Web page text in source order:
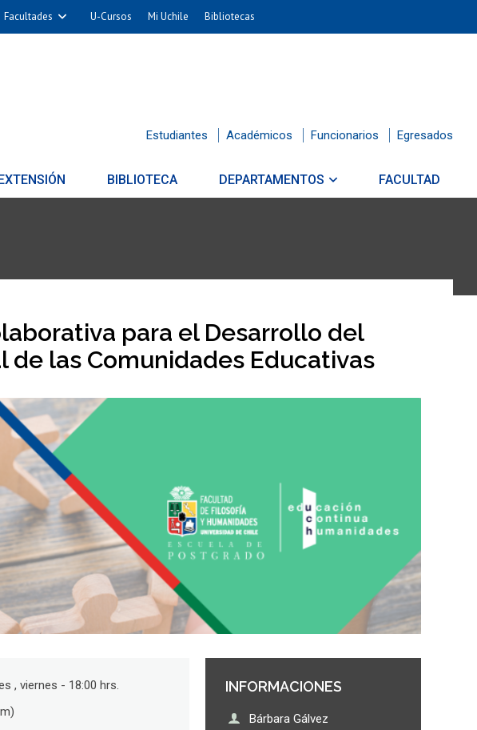
Facultades U-Cursos Mi Uchile Bibliotecas
Estudiantes Académicos Funcionarios Egresados
BIBLIOTECA DEPARTAMENTOS FACULTAD
para el Desarrollo del
de las Comunidades Educativas
INFORMACIONES
Bárbara Gálvez
, viernes - 18:00 hrs.